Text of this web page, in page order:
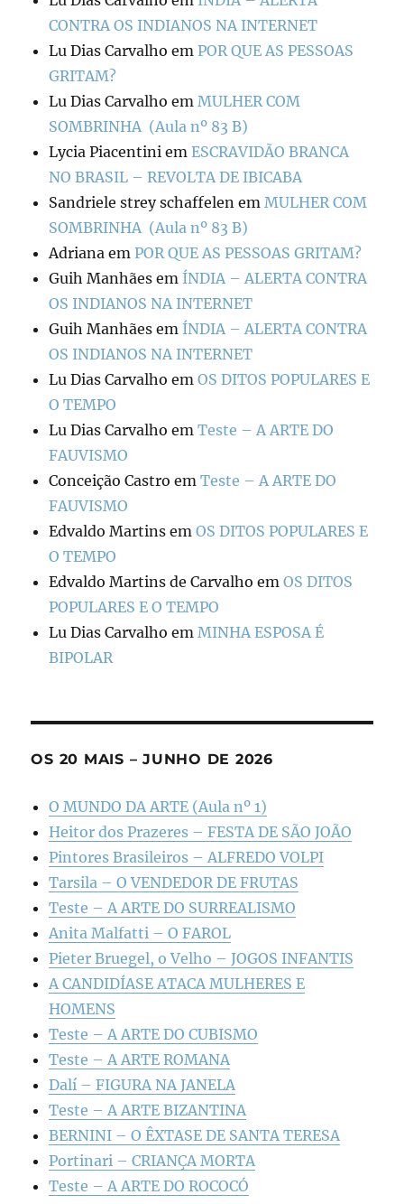
CONTRA OS INDIANOS NA INTERNET
Lu Dias Carvalho emPOR QUE AS PESSOAS
GRITAM?
Lu Dias Carvalho emMULHER COM
SOMBRINHA (Aula nº 83 B)
Lycia Piacentini emESCRAVIDÃO BRANCA
NO BRASIL – REVOLTA DE IBICABA
Sandriele strey schaffelen emMULHER COM
SOMBRINHA (Aula nº 83 B)
Adriana emPOR QUE AS PESSOAS GRITAM?
Guih Manhães em ÍNDIA – ALERTA CONTRA
OS INDIANOS NA INTERNET
Guih Manhães em ÍNDIA – ALERTA CONTRA
OS INDIANOS NA INTERNET
Lu Dias Carvalho emOS DITOS POPULARES E
O TEMPO
Lu Dias Carvalho emTeste – A ARTE DO
FAUVISMO
Conceição Castro emTeste – A ARTE DO
FAUVISMO
Edvaldo Martins emOS DITOS POPULARES E
O TEMPO
Edvaldo Martins de Carvalho emOS DITOS
POPULARES E O TEMPO
Lu Dias Carvalho emMINHA ESPOSA É
BIPOLAR
OS 20 MAIS – JUNHO DE 2026
O MUNDO DA ARTE (Aula nº 1)
Heitor dos Prazeres – FESTA DE SÃO JOÃO
Pintores Brasileiros – ALFREDO VOLPI
Tarsila – O VENDEDOR DE FRUTAS
Teste – A ARTE DO SURREALISMO
Anita Malfatti – O FAROL
Pieter Bruegel, o Velho – JOGOS INFANTIS
A CANDIDÍASE ATACA MULHERES E
HOMENS
Teste – A ARTE DO CUBISMO
Teste – A ARTE ROMANA
Dalí – FIGURA NA JANELA
Teste – A ARTE BIZANTINA
BERNINI – O ÊXTASE DE SANTA TERESA
Portinari – CRIANÇA MORTA
Teste – A ARTE DO ROCOCÓ